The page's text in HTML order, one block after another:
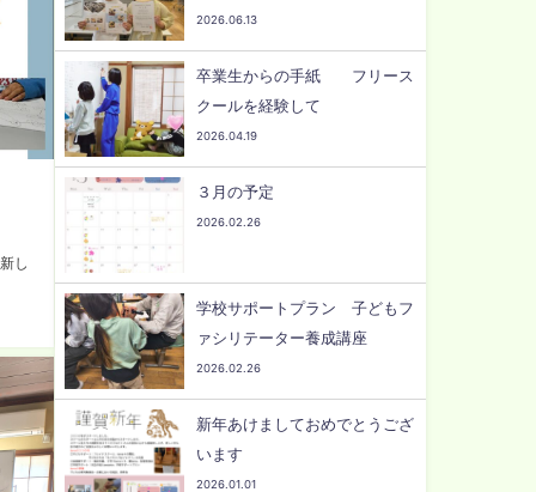
し
2026.06.13
卒業生からの手紙 フリース
クールを経験して
2026.04.19
３月の予定
2026.02.26
学校サポートプラン 子どもフ
ァシリテーター養成講座
2026.02.26
新年あけましておめでとうござ
います
2026.01.01